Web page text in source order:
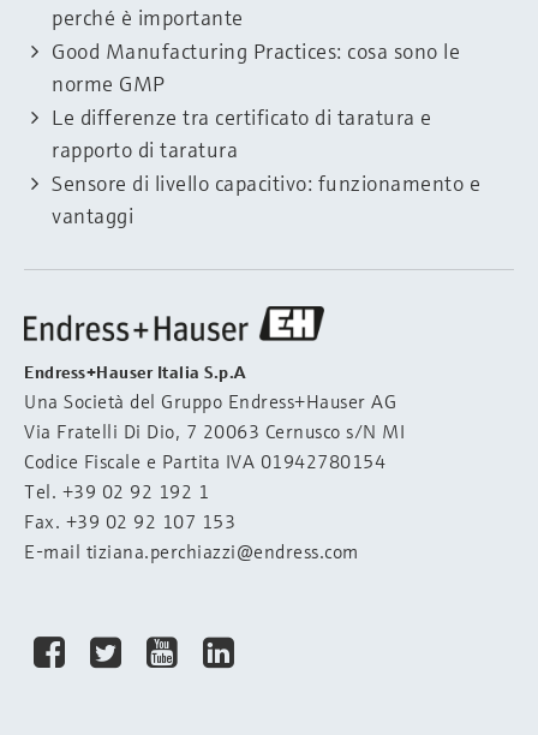
perché è importante
Good Manufacturing Practices: cosa sono le
norme GMP
Le differenze tra certificato di taratura e
rapporto di taratura
Sensore di livello capacitivo: funzionamento e
vantaggi
Endress+Hauser Italia S.p.A
Una Società del Gruppo Endress+Hauser AG
Via Fratelli Di Dio, 7 20063 Cernusco s/N MI
Codice Fiscale e Partita IVA 01942780154
Tel. +39 02 92 192 1
Fax. +39 02 92 107 153
E-mail tiziana.perchiazzi@endress.com